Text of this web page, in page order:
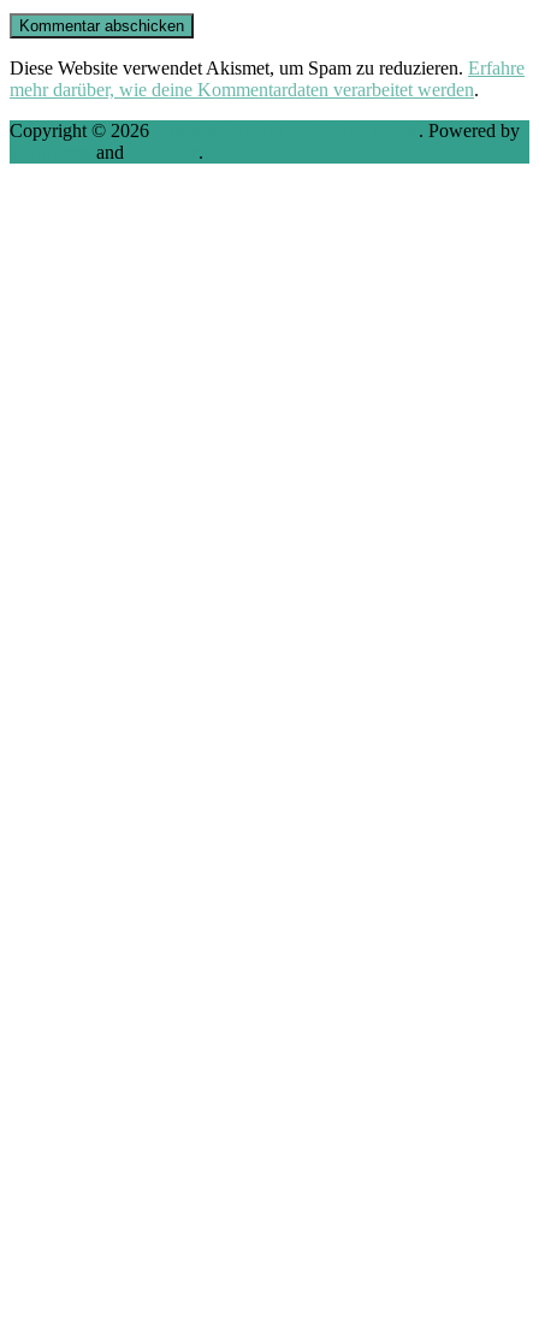
Diese Website verwendet Akismet, um Spam zu reduzieren. Erfahre
mehr darüber, wie deine Kommentardaten verarbeitet werden.
Copyright © 2026
. Powered by
and .